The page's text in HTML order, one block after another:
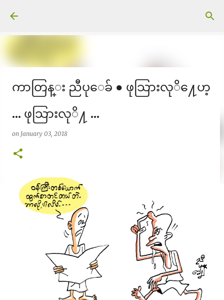
ကာတြန္း ညီပုေခ် ● ဖုသြားလုိ႔ေဟ့
... ဖုသြားလုိ႔ ...
on January 03, 2018